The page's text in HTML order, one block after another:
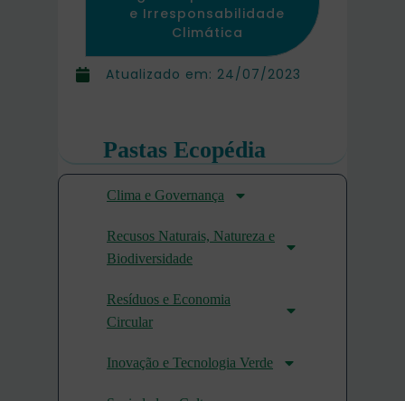
Atualizado em: 24/07/2023
e Irresponsabilidade
Climática
Pastas Ecopédia
Clima e Governança
Recusos Naturais, Natureza e
Biodiversidade
Resíduos e Economia
Circular
Inovação e Tecnologia Verde